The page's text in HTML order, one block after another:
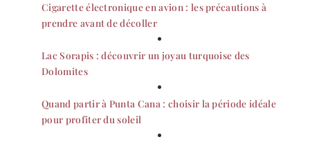
Cigarette électronique en avion : les précautions à
prendre avant de décoller
Lac Sorapis : découvrir un joyau turquoise des
Dolomites
Quand partir à Punta Cana : choisir la période idéale
pour profiter du soleil